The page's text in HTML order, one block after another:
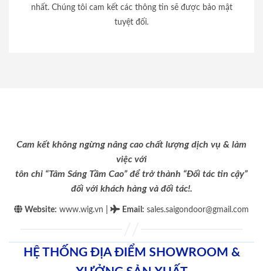
nhất. Chúng tôi cam kết các thông tin sẽ được bảo mật
tuyệt đối.
Cam kết không ngừng nâng cao chất lượng dịch vụ & làm
việc với
tôn chỉ “Tâm Sáng Tầm Cao” để trở thành “Đối tác tin cậy”
đối với khách hàng và đối tác!.
Website: www.wig.vn Email : sales.saigondoor@gmail.com
HỆ THỐNG ĐỊA ĐIỂM SHOWROOM &